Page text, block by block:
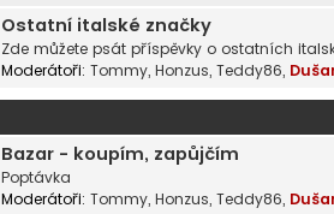
Ostatní italské značky
Zde můžete psát příspěvky o ostatních
Moderátoři: Tommy, Honzus, Teddy86,
Bazar - koupím, zapůjčím
Poptávka
Moderátoři: Tommy, Honzus, Teddy86,